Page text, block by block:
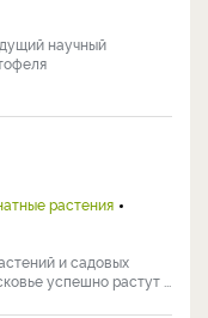
научный
растения
и садовых
успешно растут ...